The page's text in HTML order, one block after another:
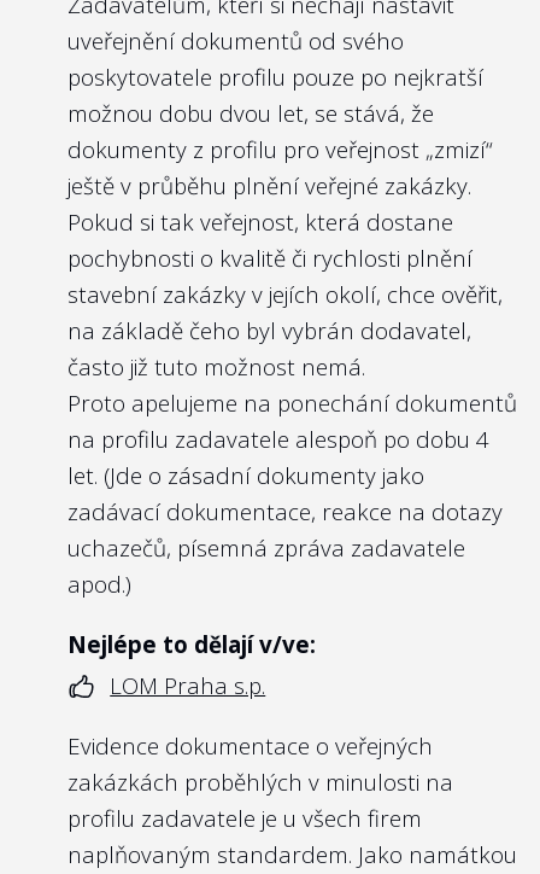
vládní nominace jsou však velmi kusé co do
odůvodnění, a navíc se v nich ne zcela
dobře vyhledává, pokud jde o nalezení
zápisu z jednání o konkrétním kandidátovi.
Zveřejněním životopisů členů kontrolních
orgánů se nastavuje i pomyslní laťka pro
úroveň kompetencí budoucích členů
kontrolních orgánů vybraných budoucím
ministrem. Veřejnost by tak měla mít k
dispozici snadno dostupnou informaci o
tom, kdo a s jakým profesním profilem
zastupuje její zájmy při kontrole
managementu státní firmy.
Nejlépe to dělají v/ve:
ČEPS, a.s.
na webu státní firmy svá angažmá v
jiných právnických osobách (orgány
obchodních společností, spolků,
samospráv apod.)?
uveřejnění dokumentů od svého
poskytovatele profilu pouze po nejkratší
možnou dobu dvou let, se stává, že
dokumenty z profilu pro veřejnost „zmizí“
ještě v průběhu plnění veřejné zakázky.
Pokud si tak veřejnost, která dostane
pochybnosti o kvalitě či rychlosti plnění
stavební zakázky v jejích okolí, chce ověřit,
na základě čeho byl vybrán dodavatel,
často již tuto možnost nemá.
Proto apelujeme na ponechání dokumentů
na profilu zadavatele alespoň po dobu 4
let. (Jde o zásadní dokumenty jako
zadávací dokumentace, reakce na dotazy
uchazečů, písemná zpráva zadavatele
apod.)
Nejlépe to dělají v/ve:
LOM Praha s.p.
Evidence dokumentace o veřejných
zakázkách proběhlých v minulosti na
profilu zadavatele je u všech firem
naplňovaným standardem. Jako namátkou